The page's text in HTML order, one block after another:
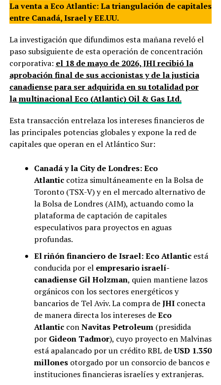
La venta a Eco Atlantic: La triangulación de capitales
entre Canadá, Israel y EE.UU.
La investigación que difundimos esta mañana reveló el
paso subsiguiente de esta operación de concentración
corporativa: el 18 de mayo de 2026, JHI recibió la
aprobación final de sus accionistas y de la justicia
canadiense para ser adquirida en su totalidad por
lamultinacional Eco (Atlantic) Oil & Gas Ltd.
Esta transacción entrelaza los intereses financieros de
las principales potencias globales y expone la red de
capitales que operan en el Atlántico Sur:
Canadá y la City de Londres:Eco
Atlanticcotiza simultáneamente en la Bolsa de
Toronto (TSX-V) y en el mercado alternativo de
la Bolsa de Londres (AIM), actuando como la
plataforma de captación de capitales
especulativos para proyectos en aguas
profundas.
El riñón financiero de Israel:Eco Atlanticestá
conducida por el empresario israelí-
canadiense Gil Holzman, quien mantiene lazos
orgánicos con los sectores energéticos y
bancarios de Tel Aviv. La compra deJHIconecta
de manera directa los intereses deEco
AtlanticconNavitas Petroleum(presidida
por Gideon Tadmor), cuyo proyecto en Malvinas
está apalancado por un crédito RBL deUSD 1.350
millonesotorgado por un consorcio de bancos e
instituciones financieras israelíes y extranjeras.